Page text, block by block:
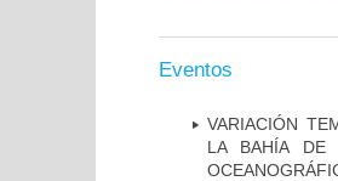
Eventos
VARIACIÓN
LA BAHÍA DE